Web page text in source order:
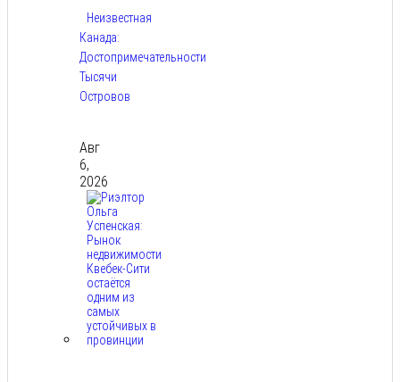
Неизвестная
Канада:
Достопримечательности
Тысячи
Островов
Авг
6,
2026